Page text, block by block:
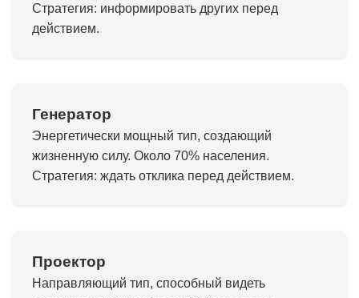
Стратегия: информировать других перед
действием.
Генератор
Энергетически мощный тип, создающий
жизненную силу. Около 70% населения.
Стратегия: ждать отклика перед действием.
Проектор
Направляющий тип, способный видеть